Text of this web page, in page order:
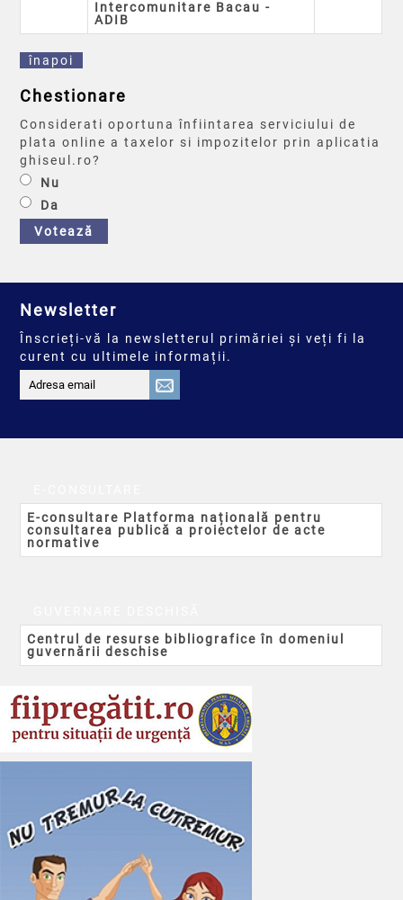
Intercomunitare Bacau -
ADIB
înapoi
Chestionare
Considerati oportuna înfiintarea serviciului de
plata online a taxelor si impozitelor prin aplicatia
ghiseul.ro?
Nu
Da
Votează
Newsletter
Înscrieți-vă la newsletterul primăriei și veți fi la
curent cu ultimele informații.
E-consultare Platforma națională pentru
consultarea publică a proiectelor de acte
normative
Centrul de resurse bibliografice în domeniul
guvernării deschise